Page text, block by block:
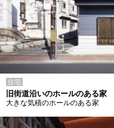
住宅
旧街道沿いのホールのある家
大きな気積のホールのある家